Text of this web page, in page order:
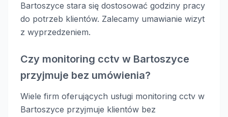
Bartoszyce stara się dostosować godziny pracy
do potrzeb klientów. Zalecamy umawianie wizyt
z wyprzedzeniem.
Czy monitoring cctv w Bartoszyce
przyjmuje bez umówienia?
Wiele firm oferujących usługi monitoring cctv w
Bartoszyce przyjmuje klientów bez